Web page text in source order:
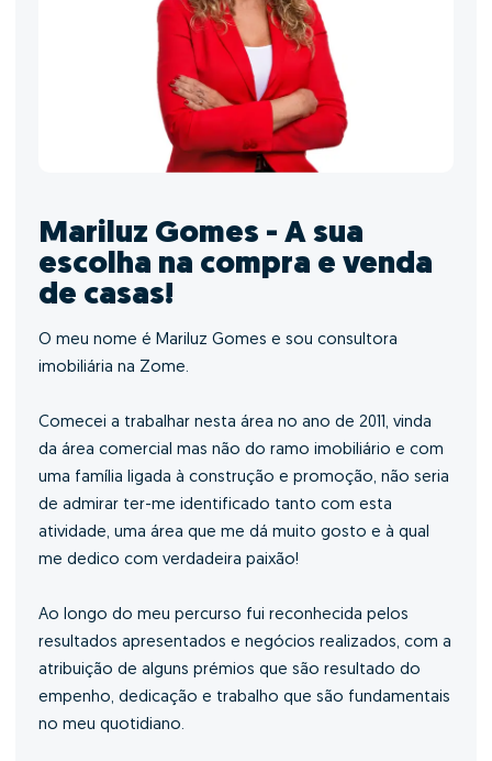
Mariluz Gomes - A sua
escolha na compra e venda
de casas!
O meu nome é Mariluz Gomes e sou consultora
imobiliária na Zome.
Comecei a trabalhar nesta área no ano de 2011, vinda
da área comercial mas não do ramo imobiliário e com
uma família ligada à construção e promoção, não seria
de admirar ter-me identificado tanto com esta
atividade, uma área que me dá muito gosto e à qual
me dedico com verdadeira paixão!
Ao longo do meu percurso fui reconhecida pelos
resultados apresentados e negócios realizados, com a
atribuição de alguns prémios que são resultado do
empenho, dedicação e trabalho que são fundamentais
no meu quotidiano.